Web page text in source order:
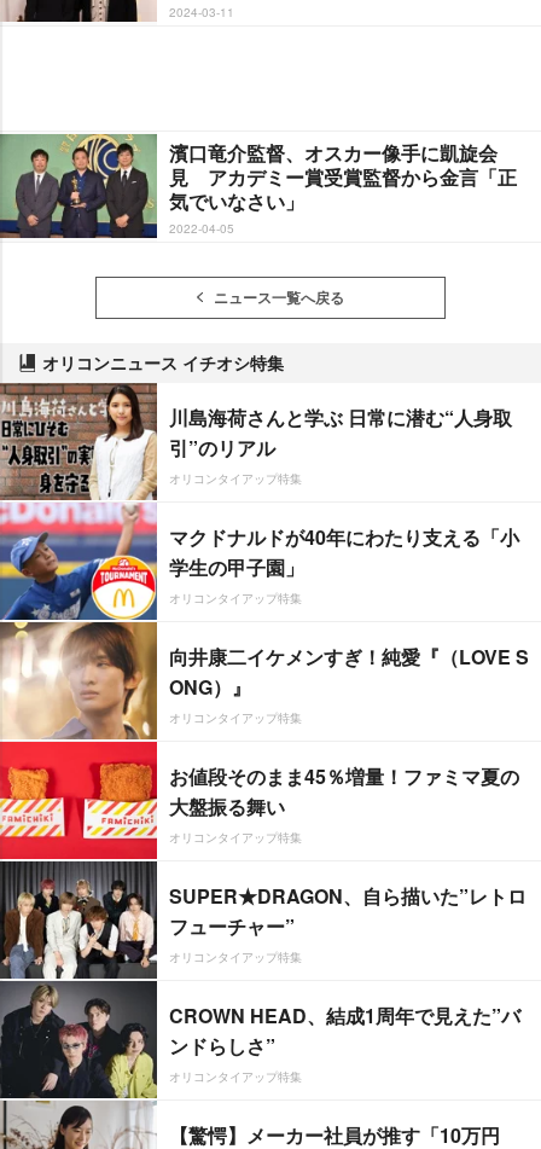
2024-03-11
濱口竜介監督、オスカー像手に凱旋会
見 アカデミー賞受賞監督から金言「正
気でいなさい」
2022-04-05
ニュース一覧へ戻る
オリコンニュース イチオシ特集
川島海荷さんと学ぶ 日常に潜む“人身取
引”のリアル
オリコンタイアップ特集
マクドナルドが40年にわたり支える「小
学生の甲子園」
オリコンタイアップ特集
向井康二イケメンすぎ！純愛『（LOVE S
ONG）』
オリコンタイアップ特集
お値段そのまま45％増量！ファミマ夏の
大盤振る舞い
オリコンタイアップ特集
SUPER★DRAGON、自ら描いた”レトロ
フューチャー”
オリコンタイアップ特集
CROWN HEAD、結成1周年で見えた”バ
ンドらしさ”
オリコンタイアップ特集
【驚愕】メーカー社員が推す「10万円